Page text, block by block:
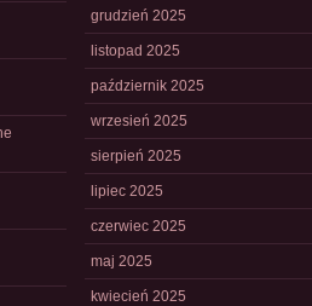
grudzień 2025
listopad 2025
październik 2025
wrzesień 2025
sierpień 2025
lipiec 2025
czerwiec 2025
maj 2025
kwiecień 2025